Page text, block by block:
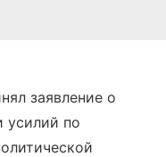
заявление о
усилий по